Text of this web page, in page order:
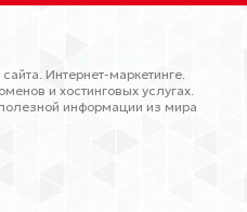
Интернет-маркетинге.
и хостинговых услугах.
информации из мира